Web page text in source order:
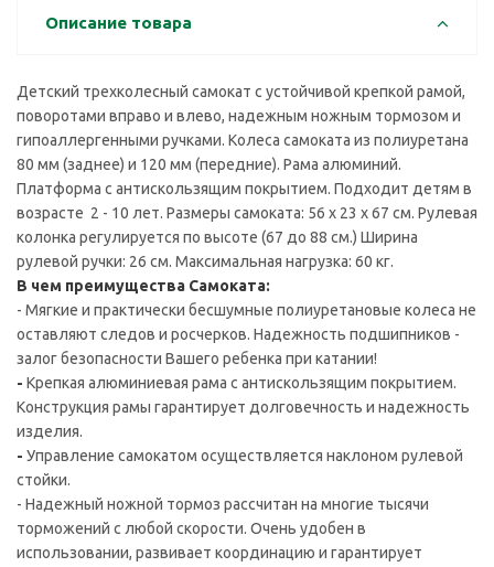
Описание товара
Детский трехколесный самокат с устойчивой крепкой рамой,
поворотами вправо и влево, надежным ножным тормозом и
гипоаллергенными ручками. Колеса самоката из полиуретана
80 мм (заднее) и 120 мм (передние). Рама алюминий.
Платформа с антискользящим покрытием. Подходит детям в
возрасте 2 - 10 лет. Размеры самоката: 56 х 23 х 67 см. Рулевая
колонка регулируется по высоте (67 до 88 см.) Ширина
рулевой ручки: 26 см. Максимальная нагрузка: 60 кг.
В чем преимущества Самоката:
- Мягкие и практически бесшумные полиуретановые колеса не
оставляют следов и росчерков. Надежность подшипников -
залог безопасности Вашего ребенка при катании!
- Крепкая алюминиевая рама с антискользящим покрытием.
Конструкция рамы гарантирует долговечность и надежность
изделия.
- Управление самокатом осуществляется наклоном рулевой
стойки.
- Надежный ножной тормоз рассчитан на многие тысячи
торможений с любой скорости. Очень удобен в
использовании, развивает координацию и гарантирует